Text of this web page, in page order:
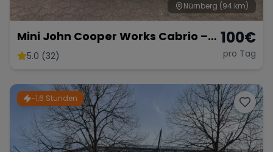
Nürnberg (94 km)
Mini John Cooper Works Cabrio –
Fahrspaß Offenes Verdeck
5.0 (32)
100€
pro Tag
~1,6 Stunden